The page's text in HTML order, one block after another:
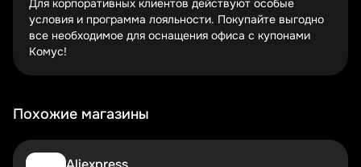
повышенным процентом скидки.
Какие товары можно купить со скидкой
офисные мелочи становятся значительно дешевле с
промокодами Комус. Особенно выгодно закупать их
Для корпоративных клиентов действуют особые
условия и программа лояльности. Покупайте выгодно
все необходимое для оснащения офиса с купонами
Комус!
Похожие магазины